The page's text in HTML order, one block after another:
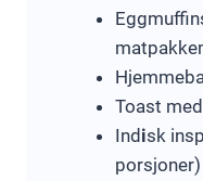
Toast
Indisk
porsjoner)